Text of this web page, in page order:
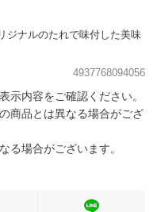
ジナルのたれで味付した美味
4937768094056
示内容をご確認ください。
商品とは異なる場合がござ
る場合がございます。